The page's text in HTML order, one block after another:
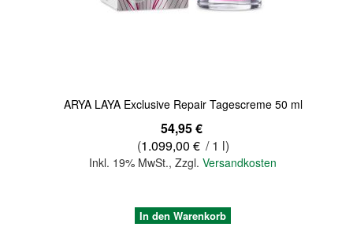
ARYA LAYA Exclusive Repair Tagescreme 50 ml
54,95 €
(1.099,00 € / 1 l)
Inkl. 19% MwSt.,Zzgl.Versandkosten
In den Warenkorb